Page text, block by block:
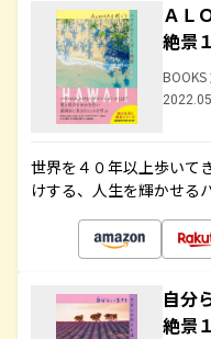
ＡＬ
絶景
世界を４０年以上歩いて
けする、人生を輝かせる
自分
絶景